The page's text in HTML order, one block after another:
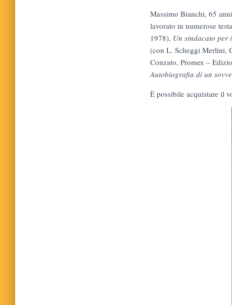
Massimo Bianchi, 65
lavorato in numerose
1978), Un sindacato per
(con L. Scheggi Merlini,
Conzato, Promex –
Autobiografia di un
È possibile acquistare il